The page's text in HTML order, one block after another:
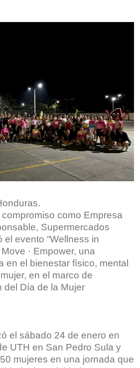
como Empresa
Supermercados
el evento “Wellness in
· Empower, una
en el bienestar físico, mental
en el marco de
del Día de la Mujer
el sábado 24 de enero en
UTH en San Pedro Sula y
mujeres en una jornada que